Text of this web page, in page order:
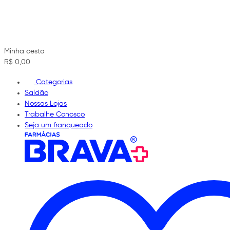
Minha cesta
R$ 0,00
Categorias
Saldão
Nossas Lojas
Trabalhe Conosco
Seja um franqueado